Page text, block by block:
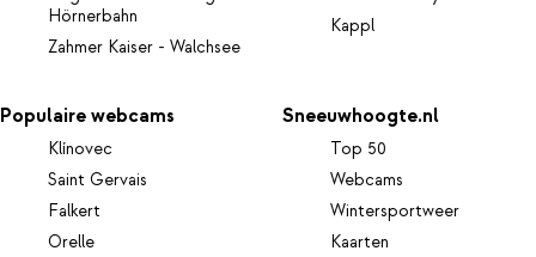
Hörnerbahn
Zahmer Kaiser - Walchsee
Kappl
Populaire webcams
Klínovec
Saint Gervais
Falkert
Orelle
Sneeuwhoogte.nl
Top 50
Webcams
Wintersportweer
Kaarten